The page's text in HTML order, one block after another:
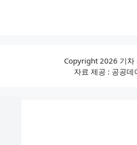
Copyright 2026 기차
자료 제공 : 공공데